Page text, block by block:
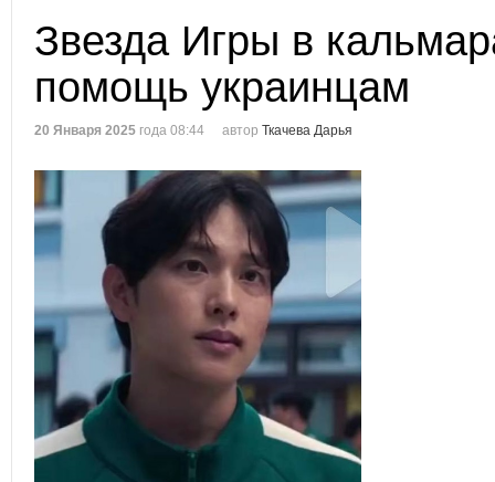
Звезда Игры в
помощь украинцам
20 Января 2025 года 08:44 автор Ткачева Дарья